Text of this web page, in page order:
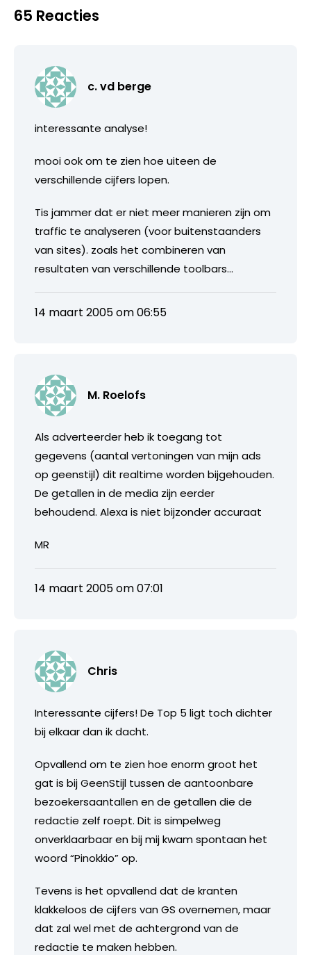
65 Reacties
c. vd berge
interessante analyse!
mooi ook om te zien hoe uiteen de
verschillende cijfers lopen.
Tis jammer dat er niet meer manieren zijn om
traffic te analyseren (voor buitenstaanders
van sites). zoals het combineren van
resultaten van verschillende toolbars…
14 maart 2005 om 06:55
M. Roelofs
Als adverteerder heb ik toegang tot
gegevens (aantal vertoningen van mijn ads
op geenstijl) dit realtime worden bijgehouden.
De getallen in de media zijn eerder
behoudend. Alexa is niet bijzonder accuraat
MR
14 maart 2005 om 07:01
Chris
Interessante cijfers! De Top 5 ligt toch dichter
bij elkaar dan ik dacht.
Opvallend om te zien hoe enorm groot het
gat is bij GeenStijl tussen de aantoonbare
bezoekersaantallen en de getallen die de
redactie zelf roept. Dit is simpelweg
onverklaarbaar en bij mij kwam spontaan het
woord “Pinokkio” op.
Tevens is het opvallend dat de kranten
klakkeloos de cijfers van GS overnemen, maar
dat zal wel met de achtergrond van de
redactie te maken hebben.